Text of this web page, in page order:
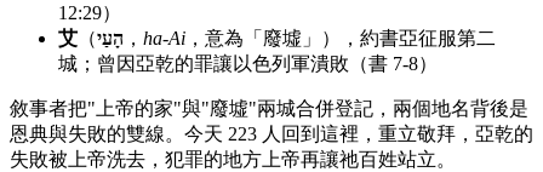
12:29）
艾 （הָעַי ， ha-Ai ，意為「廢墟」），約書亞征服第二
城；曾因亞乾的罪讓以色列軍潰敗（書 7-8）
敘事者把"上帝的家"與"廢墟"兩城合併登記，兩個地名背後是
恩典與失敗的雙線。今天 223 人回到這裡，重立敬拜，亞乾的
失敗被上帝洗去，犯罪的地方上帝再讓祂百姓站立。